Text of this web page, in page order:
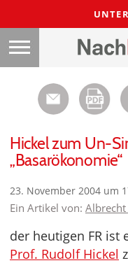
Hickel zum Un-
„Basarökonomie“
23. November 2004 um
Ein Artikel von:
der heutigen FR ist
Prof. Rudolf Hickel